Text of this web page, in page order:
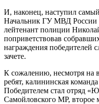
И, наконец, наступил
Начальник ГУ МВД России
лейтенант полиции
поприветствовав
награждения победителей
зачете.
К сожалению, несмотря на
ребят, калининская
Победителем стал отряд
Самойловского МР, второе